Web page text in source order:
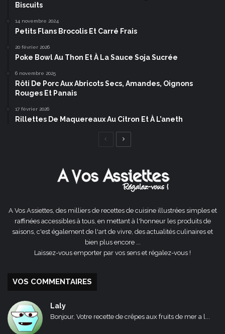
Biscuits
14 novembre 2024
Petits Flans Brocolis Et Carré Frais
20 février 2026
Poke Bowl Au Thon Et À La Sauce Soja Sucrée
6 novembre 2025
Rôti De Porc Aux Abricots Secs, Amandes, Oignons
Rouges Et Panais
17 février 2026
Rillettes De Maquereaux Au Citron Et À L’aneth
Page
A Vos Assiettes, des milliers de recettes de cuisine illustrées simples et
raffinées accessibles à tous, en mettant à l'honneur les produits de
saisons, c'est également de l'art de vivre, des actualités culinaires et
bien plus encore ...
Laissez-vous emporter par vos sens et régalez-vous !
VOS COMMENTAIRES
Laly
Bonjour, Votre recette de crêpes aux fruits de mer a l...